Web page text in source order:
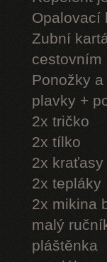
Opalovací
Zubní
cestovním
Ponožky
plavky +
2x tričko
2x tílko
2x kraťasy
2x tepláky
2x mikina
malý
pláštěnka